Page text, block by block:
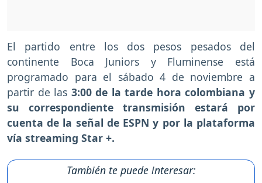
El partido entre los dos pesos pesados del
continente Boca Juniors y Fluminense está
programado para el sábado 4 de noviembre a
partir de las 3:00 de la tarde hora colombiana y
su correspondiente transmisión estará por
cuenta de la señal de ESPN y por la plataforma
vía streaming Star +.
También te puede interesar: